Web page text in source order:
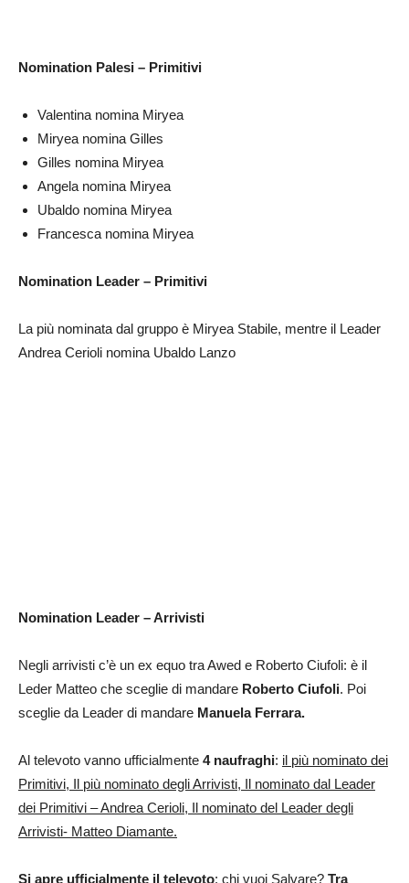
Nomination Palesi – Primitivi
Valentina nomina Miryea
Miryea nomina Gilles
Gilles nomina Miryea
Angela nomina Miryea
Ubaldo nomina Miryea
Francesca nomina Miryea
Nomination Leader – Primitivi
La più nominata dal gruppo è Miryea Stabile, mentre il Leader
Andrea Cerioli nomina Ubaldo Lanzo
Nomination Leader – Arrivisti
Negli arrivisti c’è un ex equo tra Awed e Roberto Ciufoli: è il
Leder Matteo che sceglie di mandare Roberto Ciufoli. Poi
sceglie da Leader di mandare Manuela Ferrara.
Al televoto vanno ufficialmente 4 naufraghi: il più nominato dei
Primitivi, Il più nominato degli Arrivisti, Il nominato dal Leader
dei Primitivi – Andrea Cerioli, Il nominato del Leader degli
Arrivisti- Matteo Diamante.
Si apre ufficialmente il televoto: chi vuoi Salvare? Tra